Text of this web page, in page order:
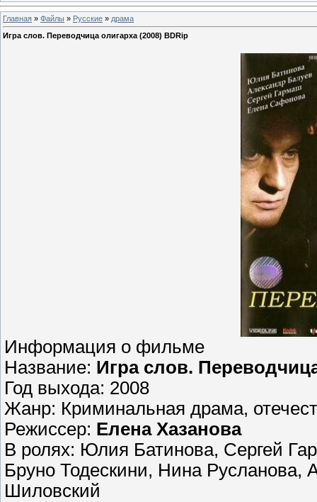
Главная » Файлы » Русские » драма
Игра слов. Переводчица олигарха (2008) BDRip
Информация о фильме
Название: Игра слов.
Год выхода: 2008
Жанр: Криминальная драма,
Режиссер: Елена Хазанова
В ролях: Юлия Батинова, Сергей
Бруно Тодескини, Нина Русланова,
Шиловский